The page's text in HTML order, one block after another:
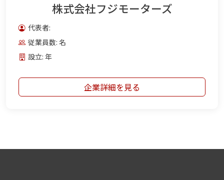
株式会社フジモーターズ
代表者:
従業員数: 名
設立: 年
企業詳細を見る